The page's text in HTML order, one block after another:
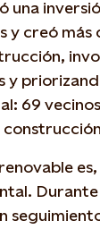
y creó más
y
69